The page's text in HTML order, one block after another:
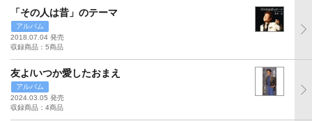
「その人は昔」のテーマ
アルバム
2018.07.04 発売
収録商品：5商品
友よ/いつか愛したおまえ
アルバム
2024.03.05 発売
収録商品：4商品